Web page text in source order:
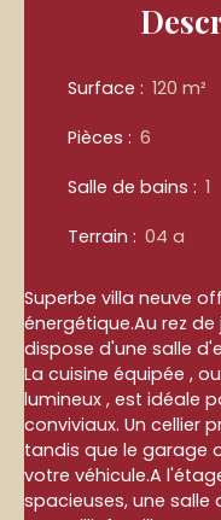
Surface : 120 m²
Pièces : 6
Salle de bains : 1
Terrain : 04 a
Superbe villa neuve
énergétique.Au rez
dispose d'une salle
La cuisine équipée ,
lumineux , est idéale
conviviaux. Un cellier
tandis que le garage
votre véhicule.A
spacieuses, une